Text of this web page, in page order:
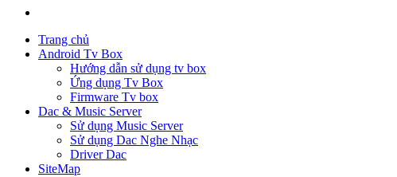
Trang chủ
Android Tv Box
Hướng dẫn sử dụng tv box
Ứng dụng Tv Box
Firmware Tv box
Dac & Music Server
Sử dụng Music Server
Sử dụng Dac Nghe Nhạc
Driver Dac
SiteMap